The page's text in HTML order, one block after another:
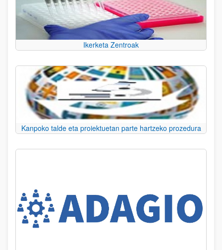
Ikerketa Zentroak
Kanpoko talde eta proiektuetan parte hartzeko prozedura